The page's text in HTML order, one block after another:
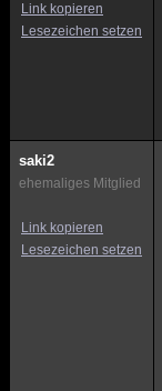
Link kopieren
Lesezeichen setzen
saki2
ehemaliges Mitglied
Link kopieren
Lesezeichen setzen